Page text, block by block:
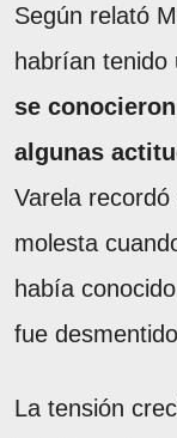
Según relató
habrían tenido
se
algunas
Varela
molesta
había
fue
La tensión